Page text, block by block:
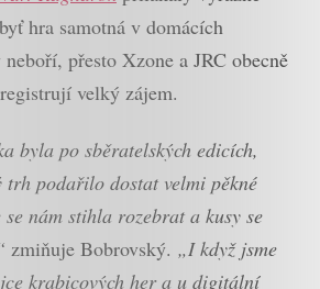
hra samotná v domácích
přesto Xzone a JRC obecně
velký zájem.
byla po sběratelských edicích,
trh podařilo dostat velmi pěkné
nám stihla rozebrat a kusy se
zmiňuje Bobrovský. „I když jsme
krabicových her a u digitální